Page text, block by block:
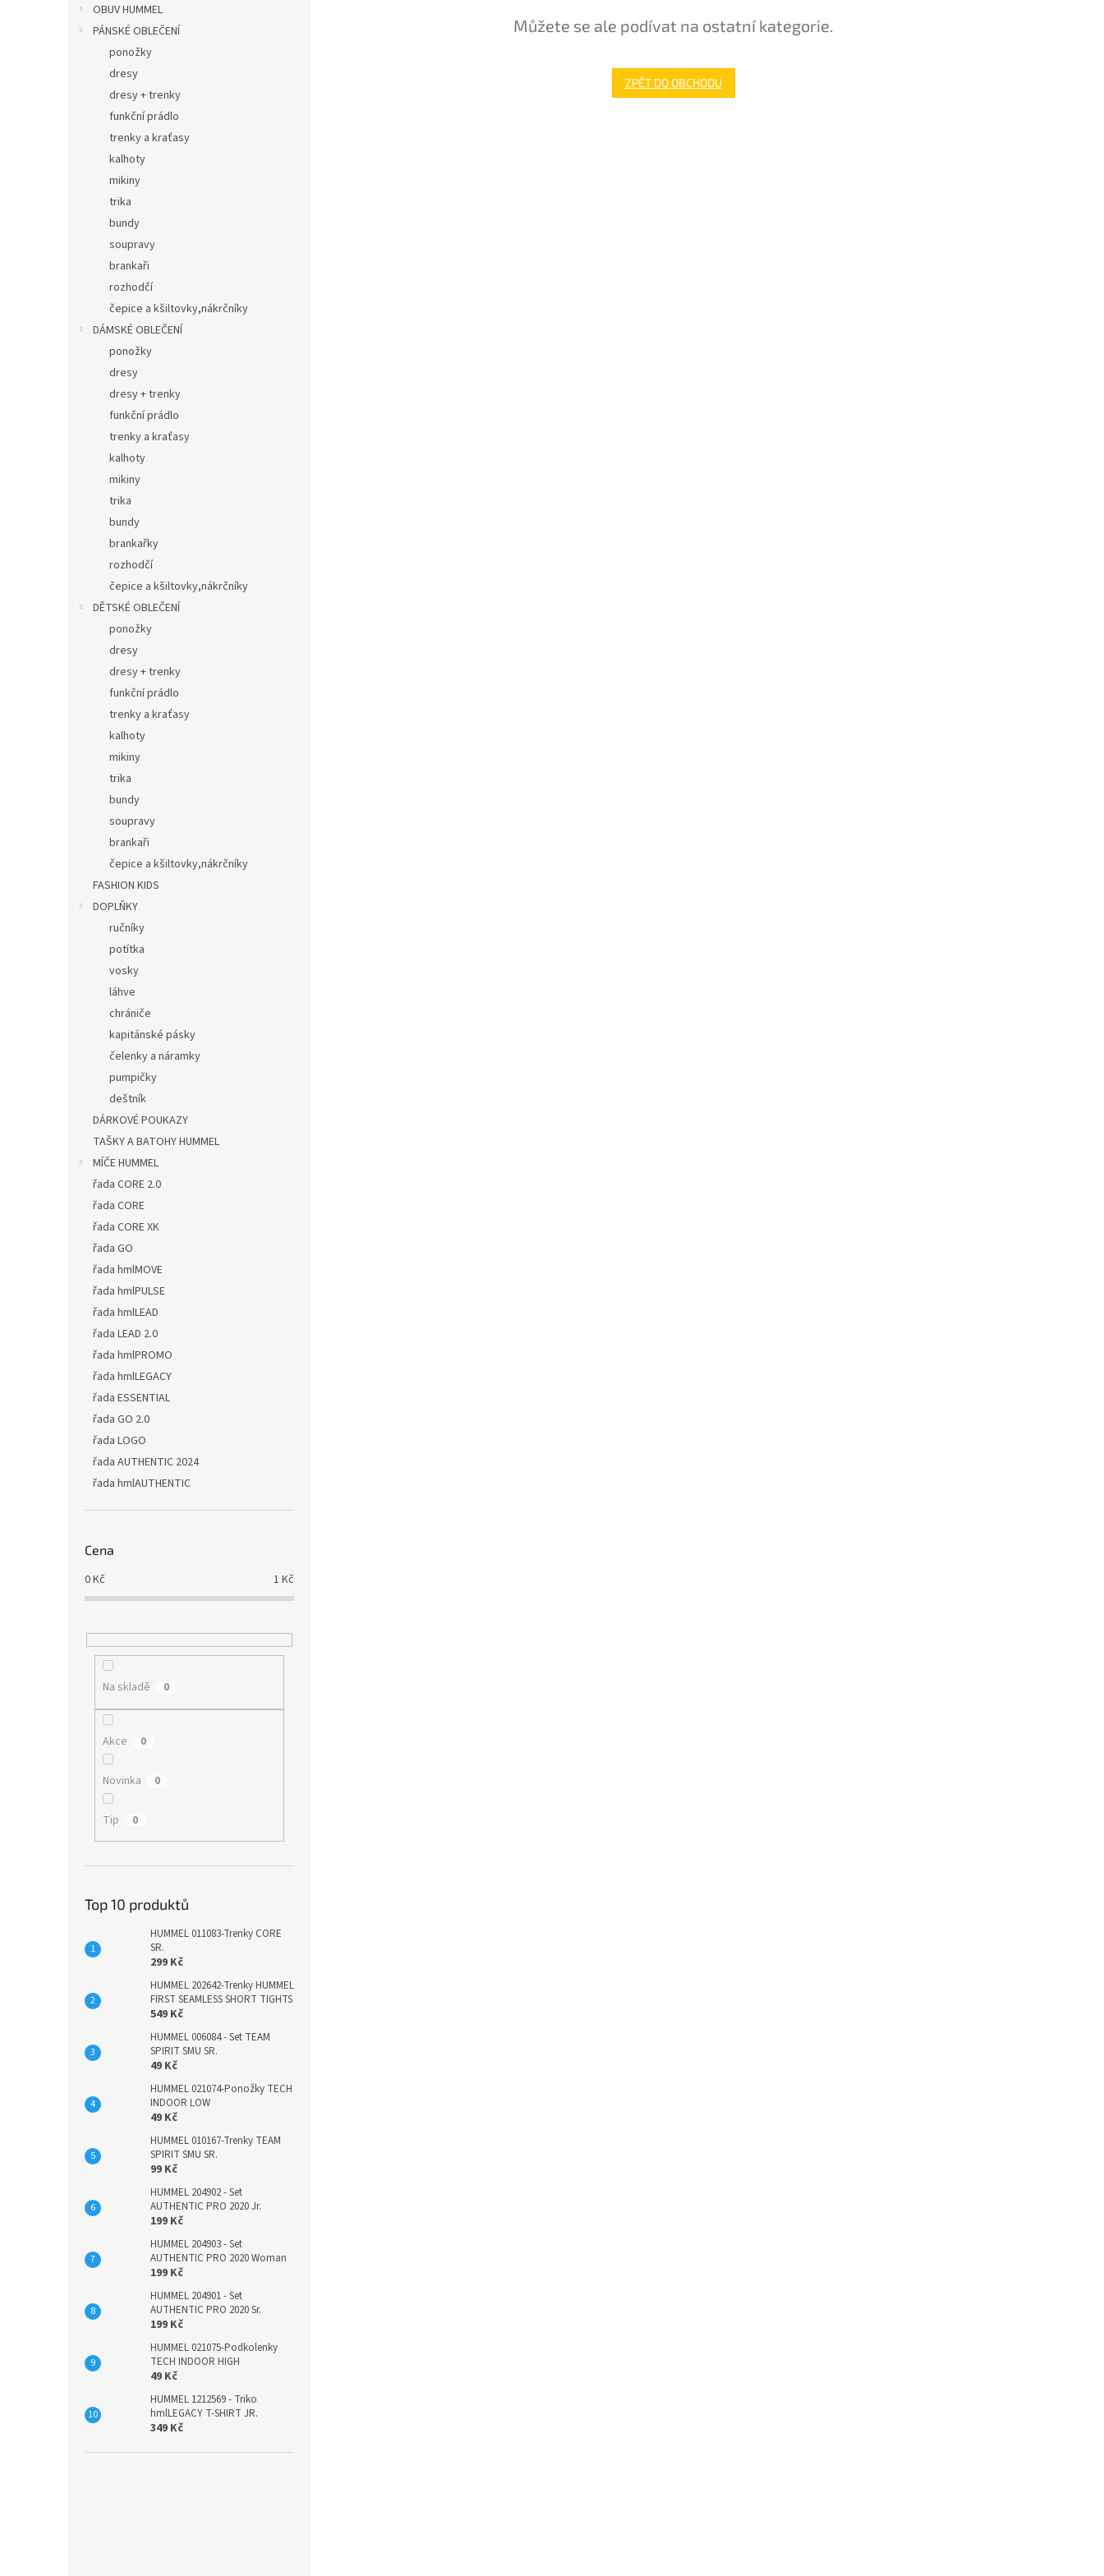
OBUV HUMMEL
PÁNSKÉ OBLEČENÍ
ponožky
dresy
dresy + trenky
funkční prádlo
trenky a kraťasy
kalhoty
mikiny
trika
bundy
soupravy
brankaři
rozhodčí
čepice a kšiltovky,nákrčníky
DÁMSKÉ OBLEČENÍ
ponožky
dresy
dresy + trenky
funkční prádlo
trenky a kraťasy
kalhoty
mikiny
trika
bundy
brankařky
rozhodčí
čepice a kšiltovky,nákrčníky
DĚTSKÉ OBLEČENÍ
ponožky
dresy
dresy + trenky
funkční prádlo
trenky a kraťasy
kalhoty
mikiny
trika
bundy
soupravy
brankaři
čepice a kšiltovky,nákrčníky
FASHION KIDS
DOPLŇKY
ručníky
potítka
vosky
láhve
chrániče
kapitánské pásky
čelenky a náramky
pumpičky
deštník
DÁRKOVÉ POUKAZY
TAŠKY A BATOHY HUMMEL
MÍČE HUMMEL
řada CORE 2.0
řada CORE
řada CORE XK
řada GO
řada hmlMOVE
řada hmlPULSE
řada hmlLEAD
řada LEAD 2.0
řada hmlPROMO
řada hmlLEGACY
řada ESSENTIAL
řada GO 2.0
řada LOGO
řada AUTHENTIC 2024
řada hmlAUTHENTIC
Cena
0Kč 1 Kč
Na skladě 0
Akce 0
Novinka 0
Tip 0
Top 10 produktů
HUMMEL 011083-Trenky CORE
SR.
299 Kč
HUMMEL 202642-Trenky HUMMEL
FIRST SEAMLESS SHORT TIGHTS
549 Kč
HUMMEL 006084 - Set TEAM
SPIRIT SMU SR.
49 Kč
HUMMEL 021074-Ponožky TECH
INDOOR LOW
49 Kč
HUMMEL 010167-Trenky TEAM
SPIRIT SMU SR.
99 Kč
HUMMEL 204902 - Set
AUTHENTIC PRO 2020 Jr.
199 Kč
HUMMEL 204903 - Set
AUTHENTIC PRO 2020 Woman
199 Kč
HUMMEL 204901 - Set
AUTHENTIC PRO 2020 Sr.
199 Kč
HUMMEL 021075-Podkolenky
TECH INDOOR HIGH
49 Kč
HUMMEL 1212569 - Triko
hmlLEGACY T-SHIRT JR.
349 Kč
Můžete se ale podívat na ostatní kategorie.
ZPĚT DO OBCHODU